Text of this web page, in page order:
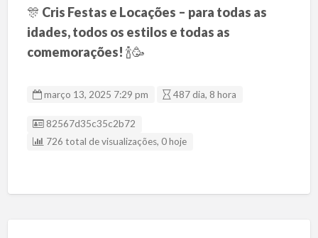
🎊 Cris Festas e Locações – para todas as
idades, todos os estilos e todas as
comemorações! 🍾🥳
março 13, 2025 7:29 pm 487 dia, 8 hora
ID da listagem
82567d35c35c2b72
726 total de visualizações, 0 hoje